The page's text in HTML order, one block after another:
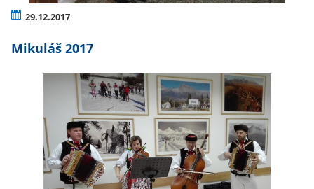
29.12.2017
Mikuláš 2017